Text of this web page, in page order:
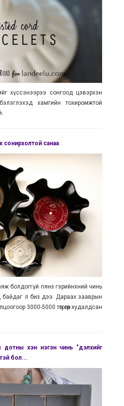
хүссэнээрээ сонгоод цэвэрхэн
хамгийн тохиромжтой
санаа
болдоггүй пянз гэрийнхний чинь
л биз дээ. Дараах зааврын
3000-5000 төгрөгөөр худалдсан
дотны хэн нэгэн чинь "дэлхийг
бол...